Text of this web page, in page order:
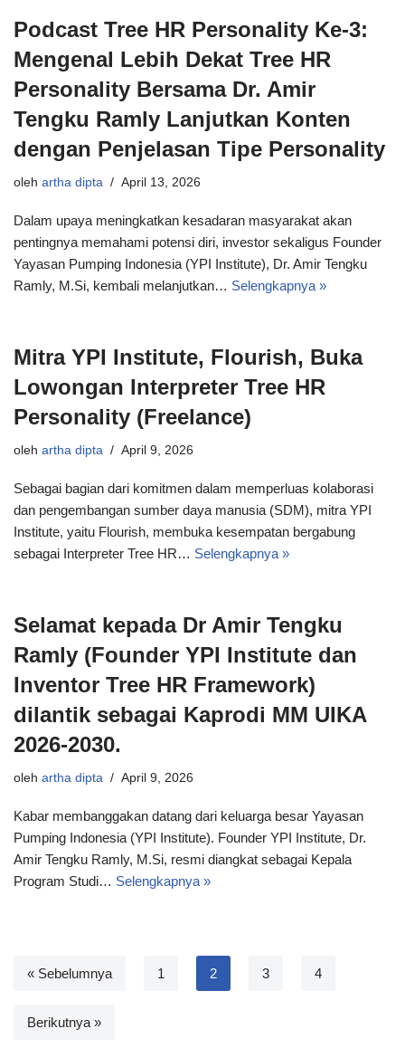
Podcast Tree HR Personality Ke-3:
Mengenal Lebih Dekat Tree HR
Personality Bersama Dr. Amir
Tengku Ramly Lanjutkan Konten
dengan Penjelasan Tipe Personality
oleh artha dipta April 13, 2026
Dalam upaya meningkatkan kesadaran masyarakat akan
pentingnya memahami potensi diri, investor sekaligus Founder
Yayasan Pumping Indonesia (YPI Institute), Dr. Amir Tengku
Ramly, M.Si, kembali melanjutkan… Selengkapnya »
Mitra YPI Institute, Flourish, Buka
Lowongan Interpreter Tree HR
Personality (Freelance)
oleh artha dipta April 9, 2026
Sebagai bagian dari komitmen dalam memperluas kolaborasi
dan pengembangan sumber daya manusia (SDM), mitra YPI
Institute, yaitu Flourish, membuka kesempatan bergabung
sebagai Interpreter Tree HR… Selengkapnya »
Selamat kepada Dr Amir Tengku
Ramly (Founder YPI Institute dan
Inventor Tree HR Framework)
dilantik sebagai Kaprodi MM UIKA
2026-2030.
oleh artha dipta April 9, 2026
Kabar membanggakan datang dari keluarga besar Yayasan
Pumping Indonesia (YPI Institute). Founder YPI Institute, Dr.
Amir Tengku Ramly, M.Si, resmi diangkat sebagai Kepala
Program Studi… Selengkapnya »
« Sebelumnya 1 2 3 4
Berikutnya »